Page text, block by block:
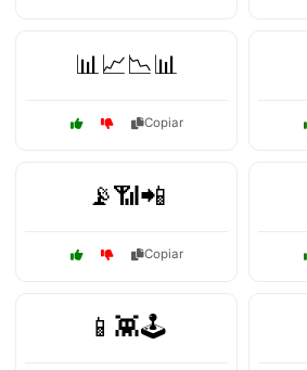
📊📈📉📊
Copiar
📡📶📲
Copiar
📱👾🕹️